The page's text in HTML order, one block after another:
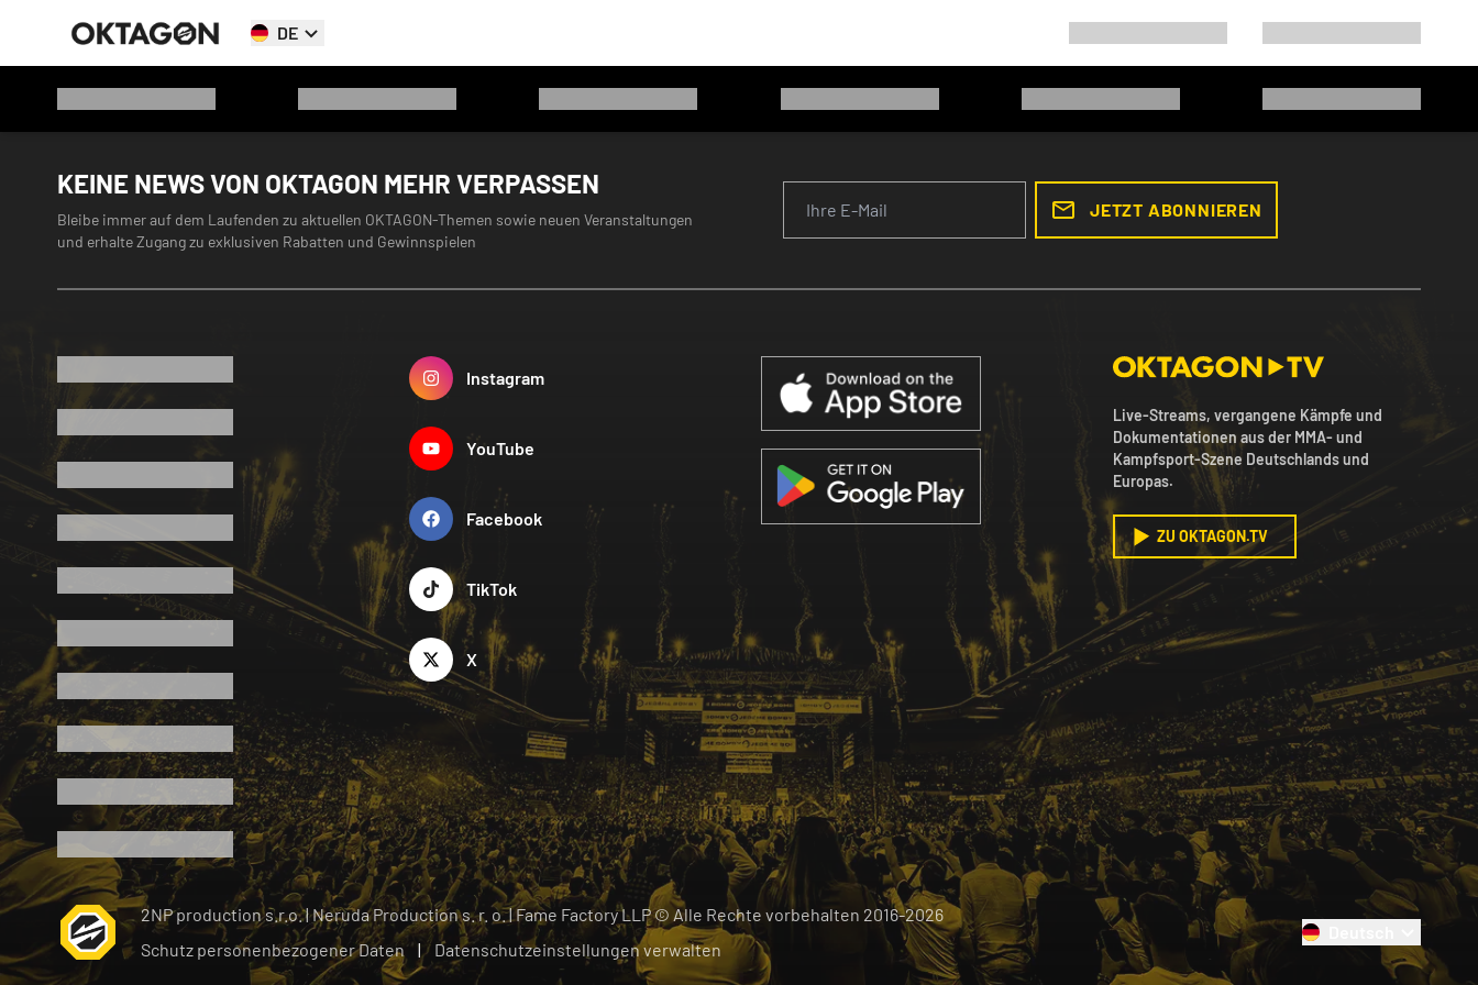
DE
KEINE NEWS VON OKTAGON MEHR VERPASSEN
Bleibe immer auf dem Laufenden zu aktuellen OKTAGON-Themen sowie neuen Veranstaltungen
und erhalte Zugang zu exklusiven Rabatten und Gewinnspielen
JETZT ABONNIEREN
Instagram
YouTube
Facebook
TikTok
X
Live-Streams, vergangene Kämpfe und
Dokumentationen aus der MMA- und
Kampfsport-Szene Deutschlands und
Europas.
ZU OKTAGON.TV
2NP production s.r.o.|Neruda Production s. r. o. | Fame Factory LLP © Alle Rechte vorbehalten 2016-2026
Schutz personenbezogener Daten
| Datenschutzeinstellungen verwalten